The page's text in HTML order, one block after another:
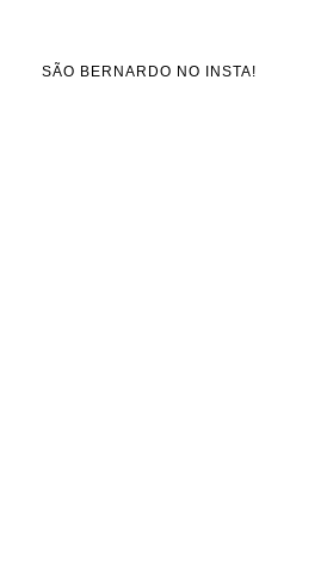
SÃO BERNARDO NO INSTA!